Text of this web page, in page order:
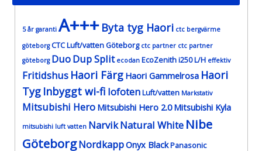
5 år garanti A+++ Byta tyg Haori ctc bergvärme
göteborg CTC Luft/vatten Göteborg ctc partner ctc partner
göteborg DuoDup Split ecodan EcoZenith i250 L/H effektiv
Fritidshus Haori Färg Haori Gammelrosa Haori
Tyg Inbyggt wi-fi lofotenLuft/vatten Markstativ
Mitsubishi Hero Mitsubishi Hero 2.0 Mitsubishi Kyla
mitsubishi luft vatten NarvikNatural White Nibe
GöteborgNordkappOnyx BlackPanasonic